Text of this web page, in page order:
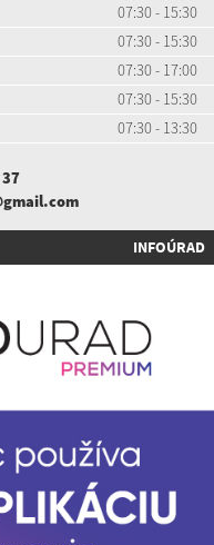
07:30 - 15:30
07:30 - 15:30
07:30 - 17:00
07:30 - 15:30
07:30 - 13:30
INFOÚRAD